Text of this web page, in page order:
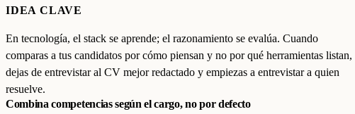
IDEA CLAVE
En tecnología, el stack se aprende; el razonamiento se evalúa. Cuando
comparas a tus candidatos por cómo piensan y no por qué herramientas listan,
dejas de entrevistar al CV mejor redactado y empiezas a entrevistar a quien
resuelve.
Combina competencias según el cargo, no por defecto